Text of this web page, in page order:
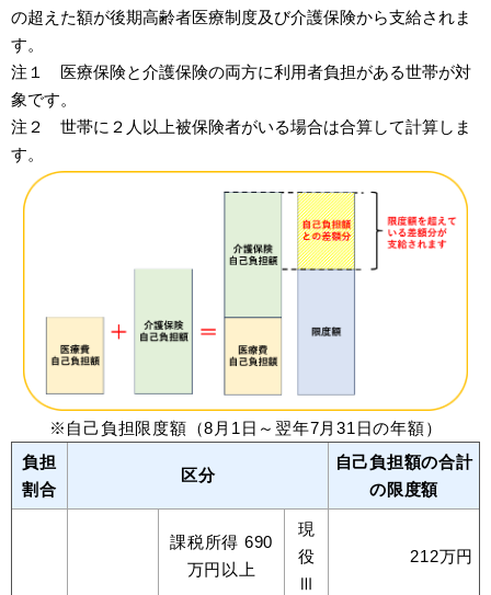
の超えた額が後期高齢者医療制度及び介護保険から支給されま
す。
注１ 医療保険と介護保険の両方に利用者負担がある世帯が対
象です。
注２ 世帯に２人以上被保険者がいる場合は合算して計算しま
す。
※自己負担限度額（8月1日～翌年7月31日の年額）
負担
割合
区分
自己負担額の合計
の限度額
課税所得 690
万円以上
現
役
Ⅲ
212万円